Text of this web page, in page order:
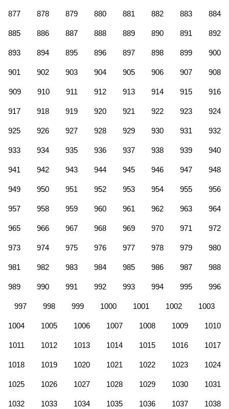
877 878 879 880 881 882 883 884
885 886 887 888 889 890 891 892
893 894 895 896 897 898 899 900
901 902 903 904 905 906 907 908
909 910 911 912 913 914 915 916
917 918 919 920 921 922 923 924
925 926 927 928 929 930 931 932
933 934 935 936 937 938 939 940
941 942 943 944 945 946 947 948
949 950 951 952 953 954 955 956
957 958 959 960 961 962 963 964
965 966 967 968 969 970 971 972
973 974 975 976 977 978 979 980
981 982 983 984 985 986 987 988
989 990 991 992 993 994 995 996
997 998 999 1000 1001 1002 1003
1004 1005 1006 1007 1008 1009 1010
1011 1012 1013 1014 1015 1016 1017
1018 1019 1020 1021 1022 1023 1024
1025 1026 1027 1028 1029 1030 1031
1032 1033 1034 1035 1036 1037 1038